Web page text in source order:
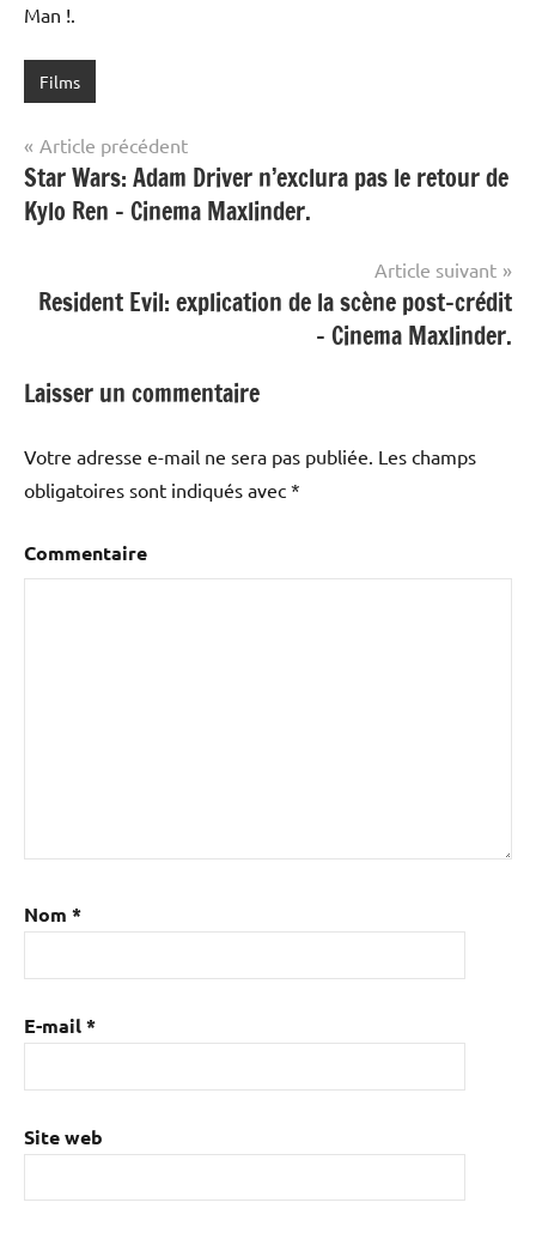
Man !.
Films
Navigation
de
l’article
Article précédent
Star Wars: Adam Driver n’exclura pas le retour de
Kylo Ren – Cinema Maxlinder.
Article suivant
Resident Evil: explication de la scène post-crédit
– Cinema Maxlinder.
Laisser un commentaire
Votre adresse e-mail ne sera pas publiée. Les champs
obligatoires sont indiqués avec *
Commentaire
Nom *
E-mail*
Site web